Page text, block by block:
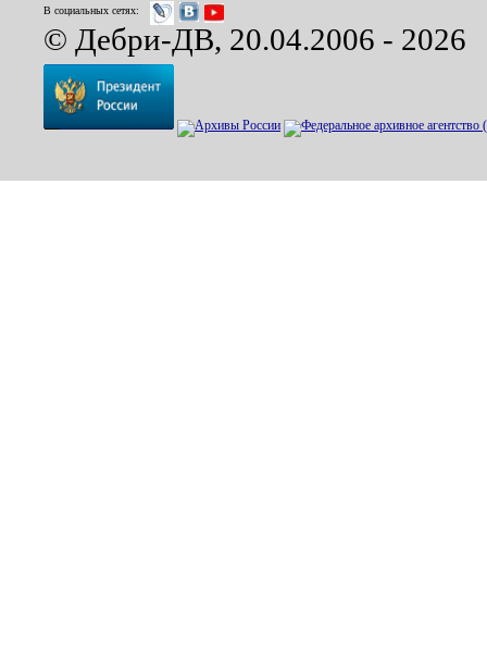
В социальных сетях:
© Дебри-ДВ, 20.04.2006 - 2026